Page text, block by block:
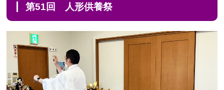
第51回 人形供養祭